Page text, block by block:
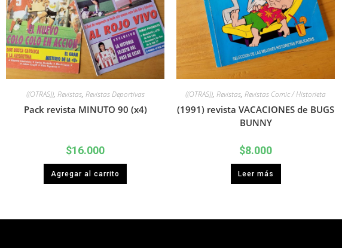
((OTRAS)), Revistas, Revistas Deportivas
Pack revista MINUTO 90 (x4)
$16.000
Agregar al carrito
((OTRAS)), Revistas, Revistas Comic / Historieta
(1991) revista VACACIONES de BUGS
BUNNY
$8.000
Leer más